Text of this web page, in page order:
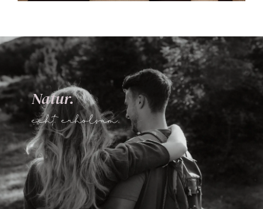
Natur.